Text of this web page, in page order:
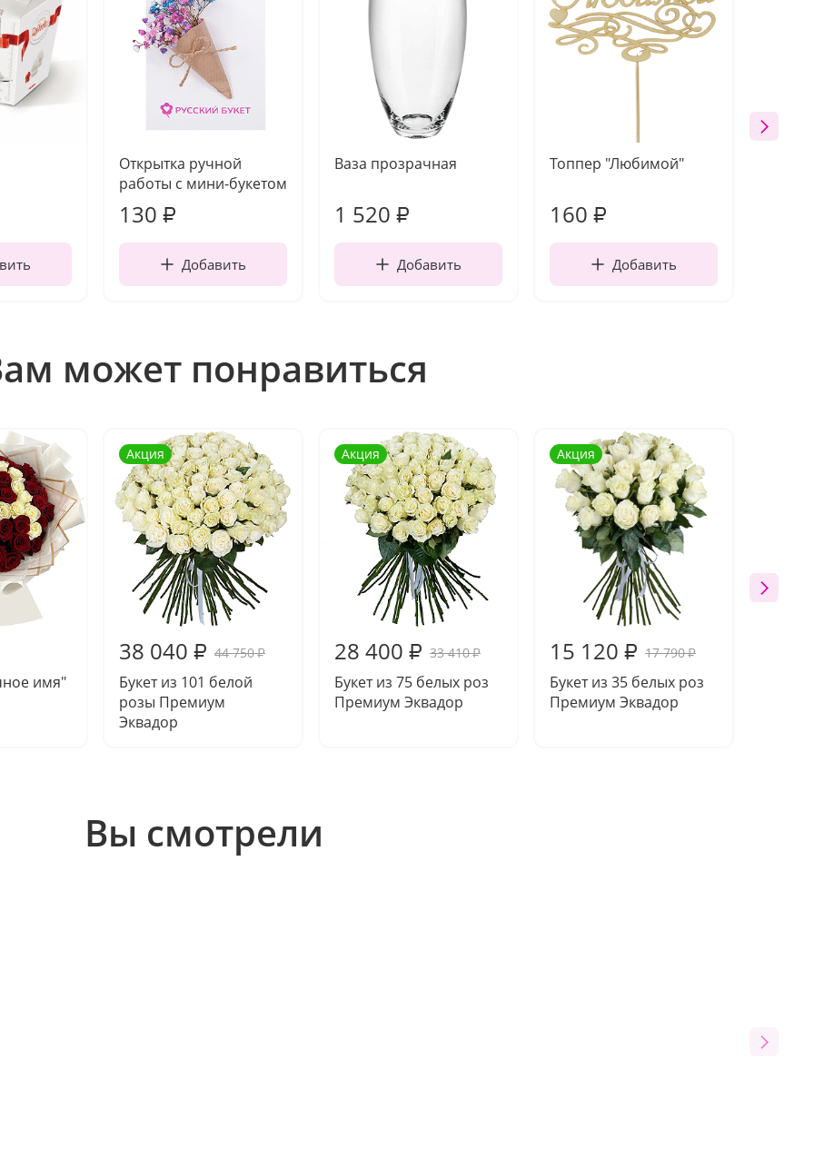
Открытка ручной
работы с мини-букетом
130 ₽
Добавить
Ваза прозрачная
1 520 ₽
Добавить
Топпер "Любимой"
160 ₽
Добавить
может понравиться
имя"
Акция
38 040 ₽ 44 750₽
Букет из 101 белой
розы Премиум
Эквадор
Акция
28 400 ₽ 33 410₽
Букет из 75 белых роз
Премиум Эквадор
Акция
15 120 ₽ 17 790₽
Букет из 35 белых роз
Премиум Эквадор
Вы смотрели